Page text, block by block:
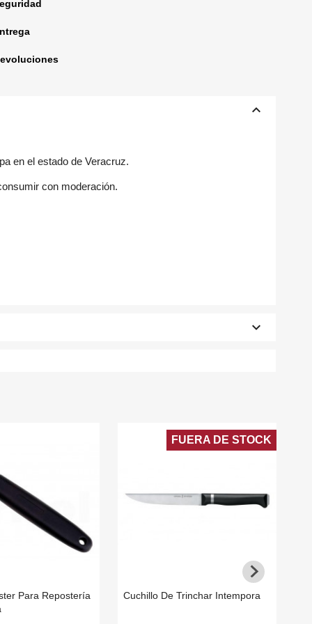
×
keyboard_arrow_up
en el estado de Veracruz.
con moderación.
keyboard_arrow_down
Para Repostería
Cuchillo De Trinchar Intempora
FUERA DE STOCK